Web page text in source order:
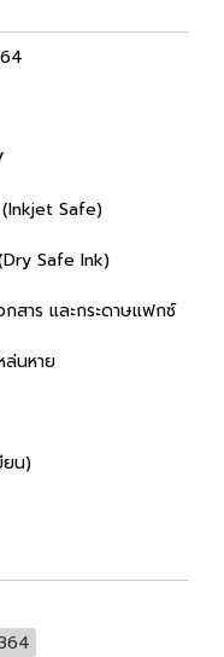
(Inkjet Safe)
Safe Ink)
กสาร และกระดาษแฟกซ์
นหาย
ยน)